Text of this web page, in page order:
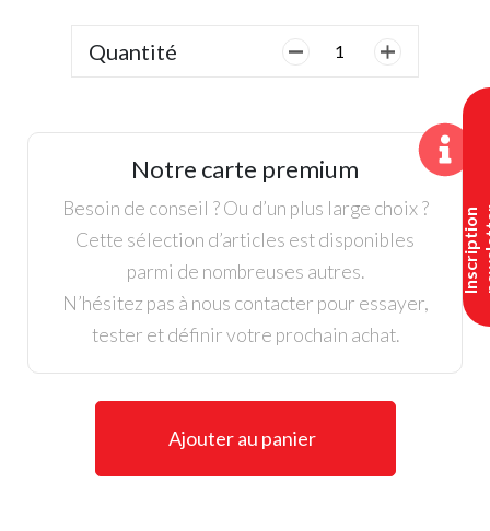
I
n
s
c
r
i
p
t
i
o
n
n
e
w
s
l
e
t
t
e
Quantité
quantité
Dames,
à
mancherons,
Blanc
Marine
Notre carte premium
Besoin de conseil ? Ou d’un plus large choix ?
Cette sélection d’articles est disponibles
parmi de nombreuses autres.
N’hésitez pas à nous contacter pour essayer,
tester et définir votre prochain achat.
Ajouter au panier